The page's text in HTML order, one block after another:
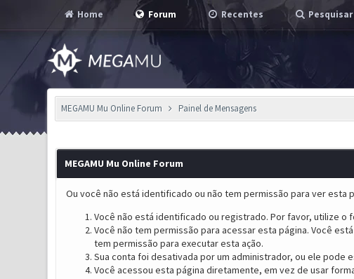
Home Forum Recentes Pesquisar
MEGAMU Mu Online Forum Painel de Mensagens
MEGAMU Mu Online Forum
Ou você não está identificado ou não tem permissão para ver
Você não está identificado ou registrado. Por favor, utilize
Você não tem permissão para acessar esta página. Você
tem permissão para executar esta ação.
Sua conta foi desativada por um administrador, ou ele pode
Você acessou esta página diretamente, em vez de usar